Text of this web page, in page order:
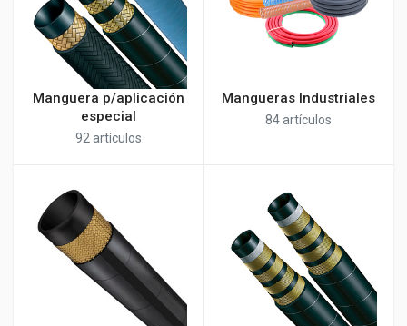
Manguera p/aplicación
especial
92 artículos
Mangueras Industriales
84 artículos